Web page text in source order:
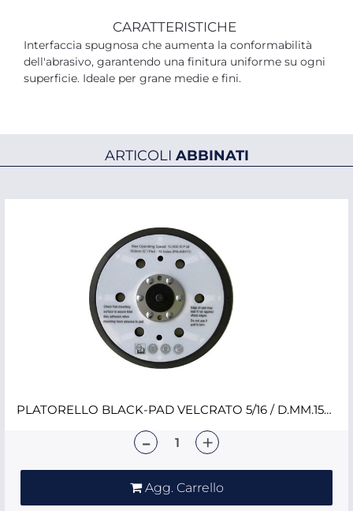
CARATTERISTICHE
Interfaccia spugnosa che aumenta la conformabilità
dell'abrasivo, garantendo una finitura uniforme su ogni
superficie. Ideale per grane medie e fini.
ARTICOLI ABBINATI
PLATORELLO BLACK-PAD VELCRATO 5/16 / D.MM.150 15 FORI
Agg. Carrello